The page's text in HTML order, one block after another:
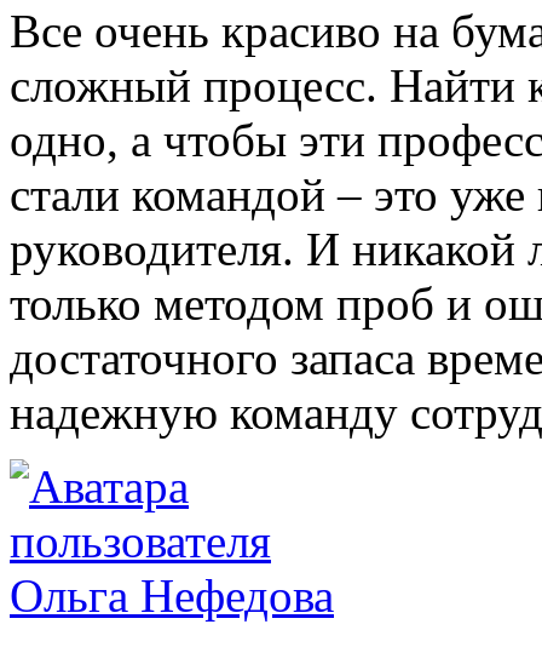
Все очень красиво на
сложный процесс. Найти
одно, а чтобы эти
стали командой – это
руководителя. И
только методом проб и
достаточного запаса
надежную команду
Ольга Нефедова